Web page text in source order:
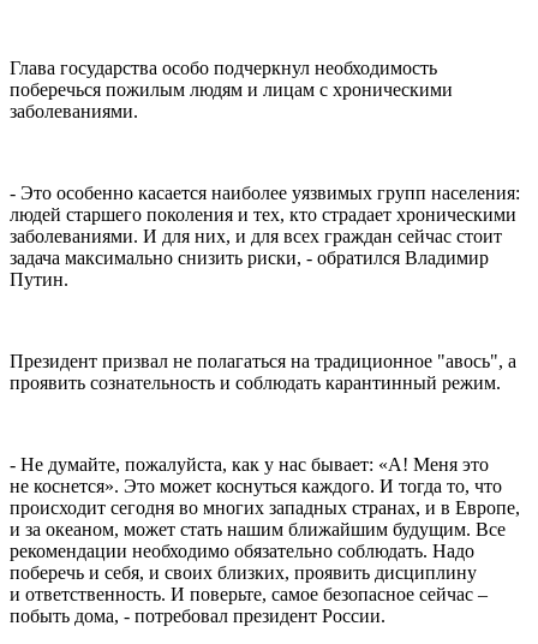
Глава государства особо подчеркнул необходимость
поберечься пожилым людям и лицам с хроническими
заболеваниями.
- Это особенно касается наиболее уязвимых групп населения:
людей старшего поколения и тех, кто страдает хроническими
заболеваниями. И для них, и для всех граждан сейчас стоит
задача максимально снизить риски, - обратился Владимир
Путин.
Президент призвал не полагаться на традиционное "авось", а
проявить сознательность и соблюдать карантинный режим.
- Не думайте, пожалуйста, как у нас бывает: «А! Меня это
не коснется». Это может коснуться каждого. И тогда то, что
происходит сегодня во многих западных странах, и в Европе,
и за океаном, может стать нашим ближайшим будущим. Все
рекомендации необходимо обязательно соблюдать. Надо
поберечь и себя, и своих близких, проявить дисциплину
и ответственность. И поверьте, самое безопасное сейчас –
побыть дома, - потребовал президент России.